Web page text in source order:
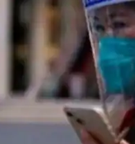
அளவு
வருடங்களாக